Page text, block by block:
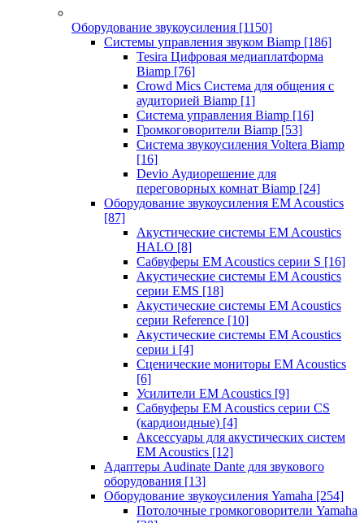
Оборудование звукоусиления [1150]
Системы управления звуком Biamp [186]
Tesira Цифровая медиаплатформа
Biamp [76]
Crowd Mics Система для общения с
аудиторией Biamp [1]
Система управления Biamp [16]
Громкоговорители Biamp [53]
Система звукоусиления Voltera Biamp
[16]
Devio Аудиорешение для
переговорных комнат Biamp [24]
Оборудование звукоусиления EM Acoustics
[87]
Акустические системы EM Acoustics
HALO [8]
Сабвуферы EM Acoustics серии S [16]
Акустические системы EM Acoustics
серии EMS [18]
Акустические системы EM Acoustics
серии Reference [10]
Акустические системы EM Acoustics
серии i [4]
Сценические мониторы EM Acoustics
[6]
Усилители EM Acoustics [9]
Сабвуферы EM Acoustics серии CS
(кардиоидные) [4]
Аксессуары для акустических систем
EM Acoustics [12]
Адаптеры Audinate Dante для звукового
оборудования [13]
Оборудование звукоусиления Yamaha [254]
Потолочные громкоговорители Yamaha